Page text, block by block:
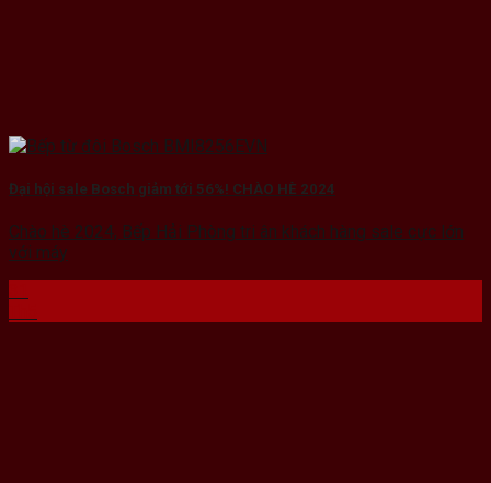
Đại hội sale Bosch giảm tới 56%! CHÀO HÈ 2024
Chào hè 2024, Bếp Hải Phòng tri ân khách hàng sale cực lớn
với máy